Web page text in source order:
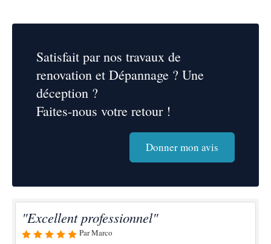
Satisfait par nos travaux de
renovation et Dépannage ? Une
déception ?
Faites-nous votre retour !
Donner mon avis
"Excellent professionnel"
Par Marco